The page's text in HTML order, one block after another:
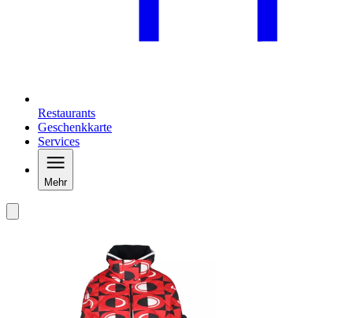
Restaurants
Geschenkkarte
Services
Mehr